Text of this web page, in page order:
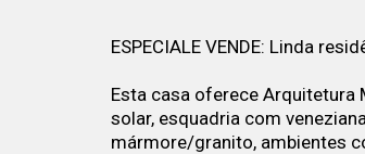
ESPECIALE VENDE: Linda
Esta casa oferece Arquitetura
solar, esquadria com
mármore/granito, ambientes